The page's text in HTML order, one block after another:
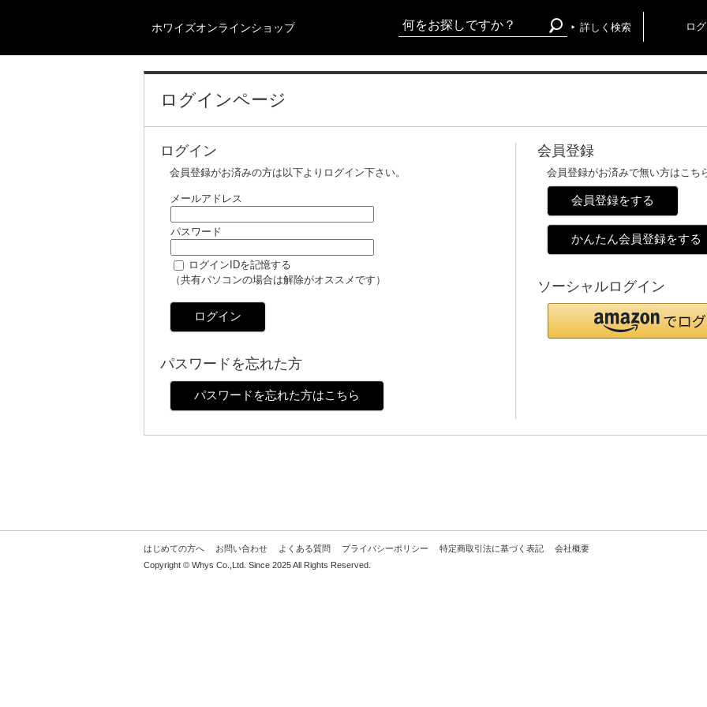
ホワイズオンラインショップ 詳しく検索 ロ
ログインページ
ログイン
会員登録がお済みの方は以下よりログイン下さい。
メールアドレス
パスワード
ログインIDを記憶する
（共有パソコンの場合は解除がオススメです）
ログイン
パスワードを忘れた方
パスワードを忘れた方はこちら
会員登録
会員登録がお済みで無い方はこち
会員登録をする
かんたん会員登録をする
ソーシャルログイン
はじめての方へ お問い合わせ よくある質問 プライバシーポリシー 特定商取引法に基づく表記
会社概要
Copyright © Whys Co.,Ltd. Since 2025 All Rights Reserved.